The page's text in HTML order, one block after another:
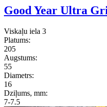
Good Year Ultra
Viskaļu iela 3
Platums:
205
Augstums:
55
Diametrs:
16
Dziļums, mm:
7-7.5